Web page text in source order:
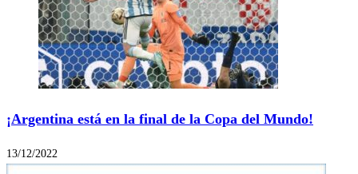
¡Argentina está en la final de la Copa del Mundo!
13/12/2022